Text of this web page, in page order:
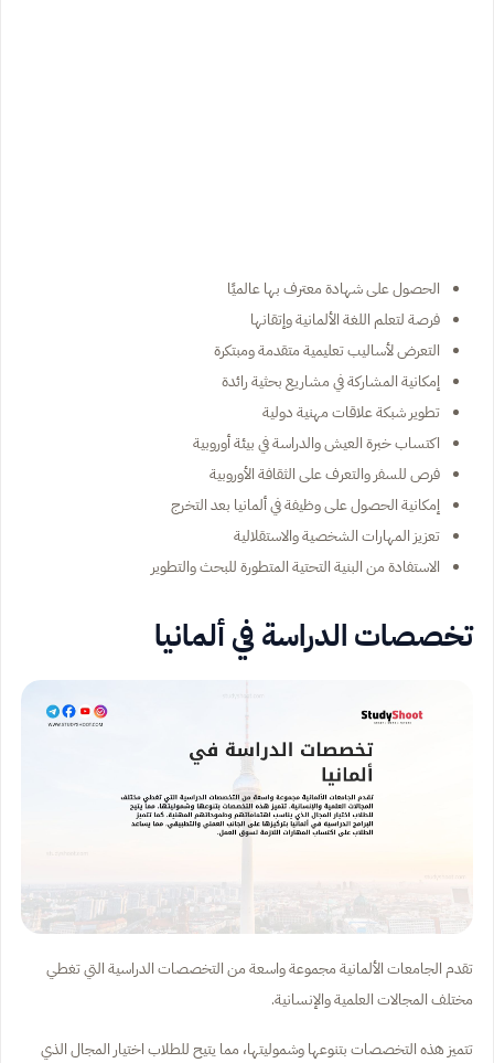
الحصول على شهادة معترف بها عالميًا
فرصة لتعلم اللغة الألمانية وإتقانها
التعرض لأساليب تعليمية متقدمة ومبتكرة
إمكانية المشاركة في مشاريع بحثية رائدة
تطوير شبكة علاقات مهنية دولية
اكتساب خبرة العيش والدراسة في بيئة أوروبية
فرص للسفر والتعرف على الثقافة الأوروبية
إمكانية الحصول على وظيفة في ألمانيا بعد التخرج
تعزيز المهارات الشخصية والاستقلالية
الاستفادة من البنية التحتية المتطورة للبحث والتطوير
تخصصات الدراسة في ألمانيا
تقدم الجامعات الألمانية مجموعة واسعة من التخصصات الدراسية التي تغطي
مختلف المجالات العلمية والإنسانية.
تتميز هذه التخصصات بتنوعها وشموليتها، مما يتيح للطلاب اختيار المجال الذي